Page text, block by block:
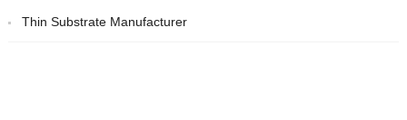
Thin Substrate Manufacturer